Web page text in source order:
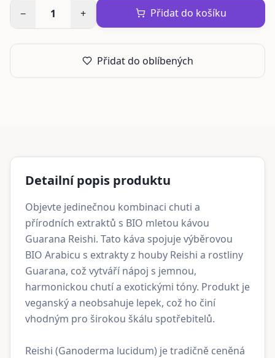
− 1 + Přidat do košíku
Přidat do oblíbených
Detailní popis produktu
Objevte jedinečnou kombinaci chuti a
přírodních extraktů s BIO mletou kávou
Guarana Reishi. Tato káva spojuje výběrovou
BIO Arabicu s extrakty z houby Reishi a rostliny
Guarana, což vytváří nápoj s jemnou,
harmonickou chutí a exotickými tóny. Produkt je
veganský a neobsahuje lepek, což ho činí
vhodným pro širokou škálu spotřebitelů.
Reishi (Ganoderma lucidum) je tradičně ceněná